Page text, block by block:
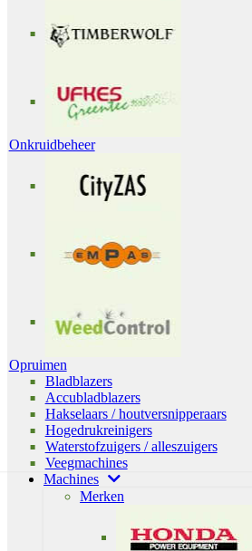
Onkruidbeheer
Opruimen
Bladblazers
Accubladblazers
Hakselaars / houtversnipperaars
Hogedrukreinigers
Waterstofzuigers / alleszuigers
Veegmachines
Machines
Merken